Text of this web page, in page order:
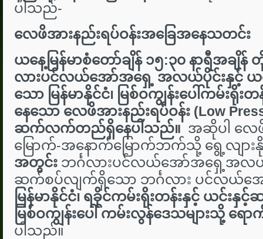
ပါသည်-
လေဖိအားနည်းရပ်ဝန်းအခြေအနေသတင်း
ယနေ့မြန်မာစံတော်ချိန် ၁၅:၃၀ နာရီအချိန်
လားပင်လယ်အော်အရှေ့ အလယ်ပိုင်းနှင့်
သော မြန်မာနိုင်ငံ၊ မြစ်ဝကျွန်းပေါ်ကမ်းရိုး
နေသော လေဖိအားနည်းရပ်ဝန်း (Low
ဆက်လက်တည်ရှိနေပါသည်။ အဆိုပါ လေ
မြောက်-အနောက်မြောက်ဘက်သို့ ရွေ့လျားနို
အတွင်း ဘင်္ဂလားပင်လယ်အော်အရှေ့အလယ်
ဆက်စပ်လျက်ရှိသော ဘင်္ဂလား ပင်လယ်အေ
မြန်မာနိုင်ငံ၊ ရခိုင်ကမ်းရိုးတန်းနှင့် ယင်း
မြစ်ဝကျွန်းပေါ် ကမ်းလွန်ဒေသများသို့
ပါသည်။